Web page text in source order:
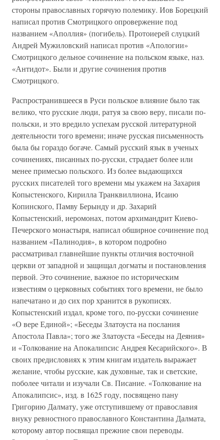
стороны православных горячую полемику. Иов Борецкий
написал против Смотрицкого опровержение под
названием «Аполлия» (погибель). Протоиерей слуцкий
Андрей Мужиловский написал против «Апологии»
Смотрицкого дельное сочинение на польском языке, наз.
«Антидот». Были и другие сочинения против
Смотрицкого.
Распространившееся в Руси польское влияние было так
велико, что русские люди, ратуя за свою веру, писали по-
польски, и это вредило успехам русской литературной
деятельности того времени; иначе русская письменность
была бы гораздо богаче. Самый русский язык в ученых
сочинениях, писанных по-русски, страдает более или
менее примесью польского. Из более выдающихся
русских писателей того времени мы укажем на Захария
Копыстенского, Кирилла Транквиллиона, Исаию
Копинского, Памву Берынду и др. Захарий
Копыстенский, иеромонах, потом архимандрит Киево-
Печерского монастыря, написал обширное сочинение под
названием «Палинодия», в котором подробно
рассматривал главнейшие пункты отличия восточной
церкви от западной и защищал догматы и постановления
первой. Это сочинение, важное по историческим
известиям о церковных событиях того времени, не было
напечатано и до сих пор хранится в рукописях.
Копыстенский издал, кроме того, по-русски сочинение
«О вере Единой»; «Беседы Златоуста на послания
Апостола Павла»; того же Златоуста «Беседы на Деяния»
и «Толкование на Апокалипсис Андрея Кесарийского». В
своих предисловиях к этим книгам издатель выражает
желание, чтобы русские, как духовные, так и светские,
поболее читали и изучали Св. Писание. «Толкование на
Апокалипсис», изд. в 1625 году, посвящено пану
Григорию Далмату, уже отступившему от православия
внуку ревностного православного Константина Далмата,
которому автор посвящал прежние свои переводы.